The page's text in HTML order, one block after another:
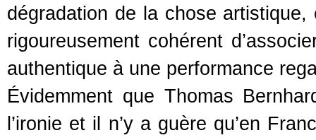
dégradation de la chose
rigoureusement cohérent
authentique à une performance
Évidemment que Thomas
l’ironie et il n’y a guère qu’en